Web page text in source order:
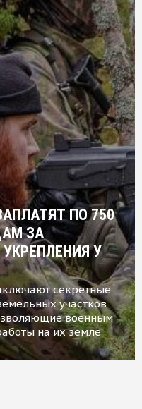
ПО 750
ЗА
У
секретные
участков
военным
на их земле